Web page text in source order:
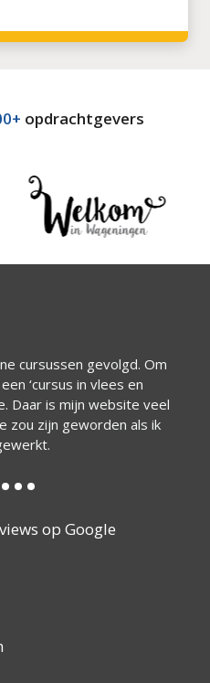
opdrachtgevers
cursussen gevolgd. Om
‘cursus in vlees en
Daar is mijn website veel
zou zijn geworden als ik
op Google